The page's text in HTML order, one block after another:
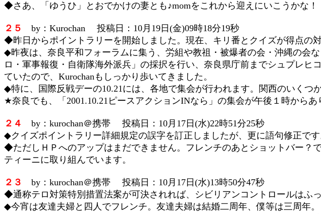
◆さあ、「ゆうひ」とおでかけの妻とも♪momをこれから迎えにいこうかな！
２５
by：Kurochan 投稿日：10月19日(金)09時18分19秒
◆昨日からポイントラリーを開始しました。現在、キリ番とクイズが得点の
◆昨夜は、奈良平和フォーラムに集う、労組や教祖・被爆者の会・沖縄の会
ロ・軍事報復・自衛隊海外派兵」の採択を行い、奈良県庁前までシュプレ
ていたので、Kurochanもしっかり歩いてきました。
◆特に、国際反戦デーの10.21には、各地で集会が行われます。関西のいくつ
★奈良でも、「2001.10.21ピースアクションINなら」の集会が午後１時から
２４
by：kurochan＠携帯 投稿日：10月17日(水)22時51分25秒
◆クイズポイントラリー詳細規定の誤字を訂正しましたが、更に語句修正です
◆ただしＨＰへのアップはまだできません。フレンチのあとショットバー？
ティーニに取り組んでいます。
２３
by：kurochan＠携帯 投稿日：10月17日(水)13時50分47秒
◆通称テロ対策特別措置法案が可決されれば、シビリアンコントロールはふ
◆今宵は友達夫婦と四人でフレンチ。友達夫婦は結婚二周年、僕等は三周年。